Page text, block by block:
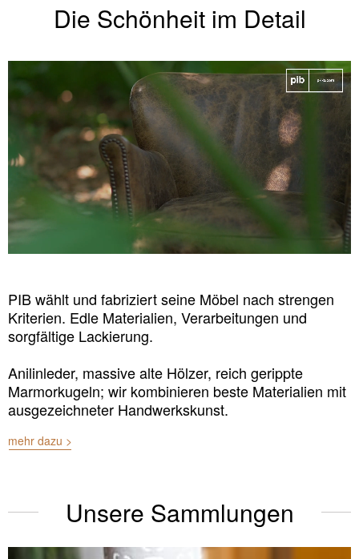
Die Schönheit im Detail
PIB wählt und fabriziert seine Möbel nach strengen
Kriterien. Edle Materialien, Verarbeitungen und
sorgfältige Lackierung.
Anilinleder, massive alte Hölzer, reich gerippte
Marmorkugeln; wir kombinieren beste Materialien mit
ausgezeichneter Handwerkskunst.
mehr dazu >
Unsere Sammlungen